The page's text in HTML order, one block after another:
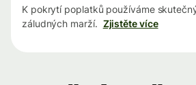
K pokrytí poplatků používáme
záludných marží. Zjistěte více